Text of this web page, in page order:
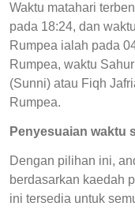
Waktu matahari
pada 18:24, dan
Rumpea ialah pada
Rumpea, waktu
(Sunni) atau Fiqh
Rumpea.
Penyesuaian waktu
Dengan pilihan ini,
berdasarkan kaedah
ini tersedia untuk